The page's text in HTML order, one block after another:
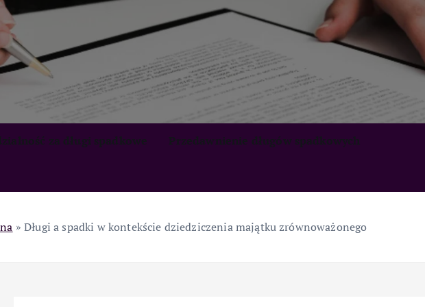
»Długi a spadki w kontekście dziedziczenia majątku zrównoważonego